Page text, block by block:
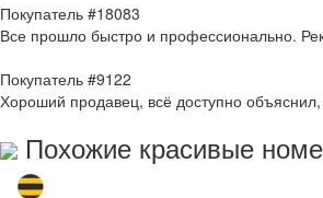
Покупатель #18083
Все прошло быстро и профессионально.
Покупатель #9122
Хороший продавец, всё доступно
Похожие красивые